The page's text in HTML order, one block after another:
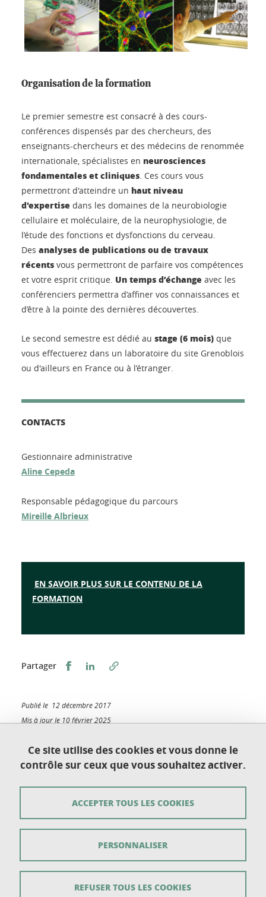
Organisation de la formation
Le premier semestre est consacré à des cours-
conférences dispensés par des chercheurs, des
enseignants-chercheurs et des médecins de renommée
internationale, spécialistes en neurosciences
fondamentales et cliniques . Ces cours vous
permettront d'atteindre un haut niveau
d'expertise dans les domaines de la neurobiologie
cellulaire et moléculaire, de la neurophysiologie, de
l’étude des fonctions et dysfonctions du cerveau.
Des analyses de publications ou de travaux
récents vous permettront de parfaire vos compétences
et votre esprit critique. Un temps d’échange avec les
conférenciers permettra d’affiner vos connaissances et
d’être à la pointe des dernières découvertes.
Le second semestre est dédié au stage (6 mois) que
vous effectuerez dans un laboratoire du site Grenoblois
ou d'ailleurs en France ou à l’étranger.
CONTACTS
Gestionnaire administrative
Aline Cepeda
Responsable pédagogique du parcours
Mireille Albrieux
EN SAVOIR PLUS SUR LE CONTENU DE LA
FORMATION
Partager Partager sur Facebook
Partager sur LinkedIn
Publié le 12 décembre 2017
Mis à jour le 10 février 2025
Ce site utilise des cookies et vous donne le
contrôle sur ceux que vous souhaitez activer.
ACCEPTER TOUS LES COOKIES
REFUSER TOUS LES COOKIES
PERSONNALISER